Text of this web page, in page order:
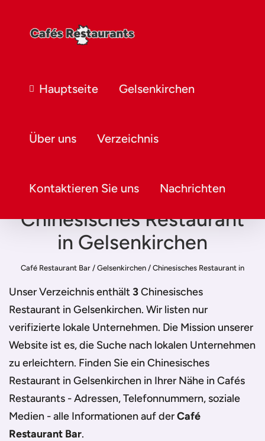
Hauptseite Gelsenkirchen
Über uns Verzeichnis
Kontaktieren Sie uns Nachrichten
Chinesisches Restaurant
in Gelsenkirchen
Café Restaurant Bar / Gelsenkirchen / Chinesisches Restaurant in
Unser Verzeichnis enthält3Chinesisches
Restaurant in Gelsenkirchen. Wir listen nur
verifizierte lokale Unternehmen. Die Mission unserer
Website ist es, die Suche nach lokalen Unternehmen
zu erleichtern. Finden Sie einChinesisches
Restaurant in Gelsenkirchen in Ihrer Nähe in Cafés
Restaurants - Adressen, Telefonnummern, soziale
Medien - alle Informationen auf derCafé
Restaurant Bar.